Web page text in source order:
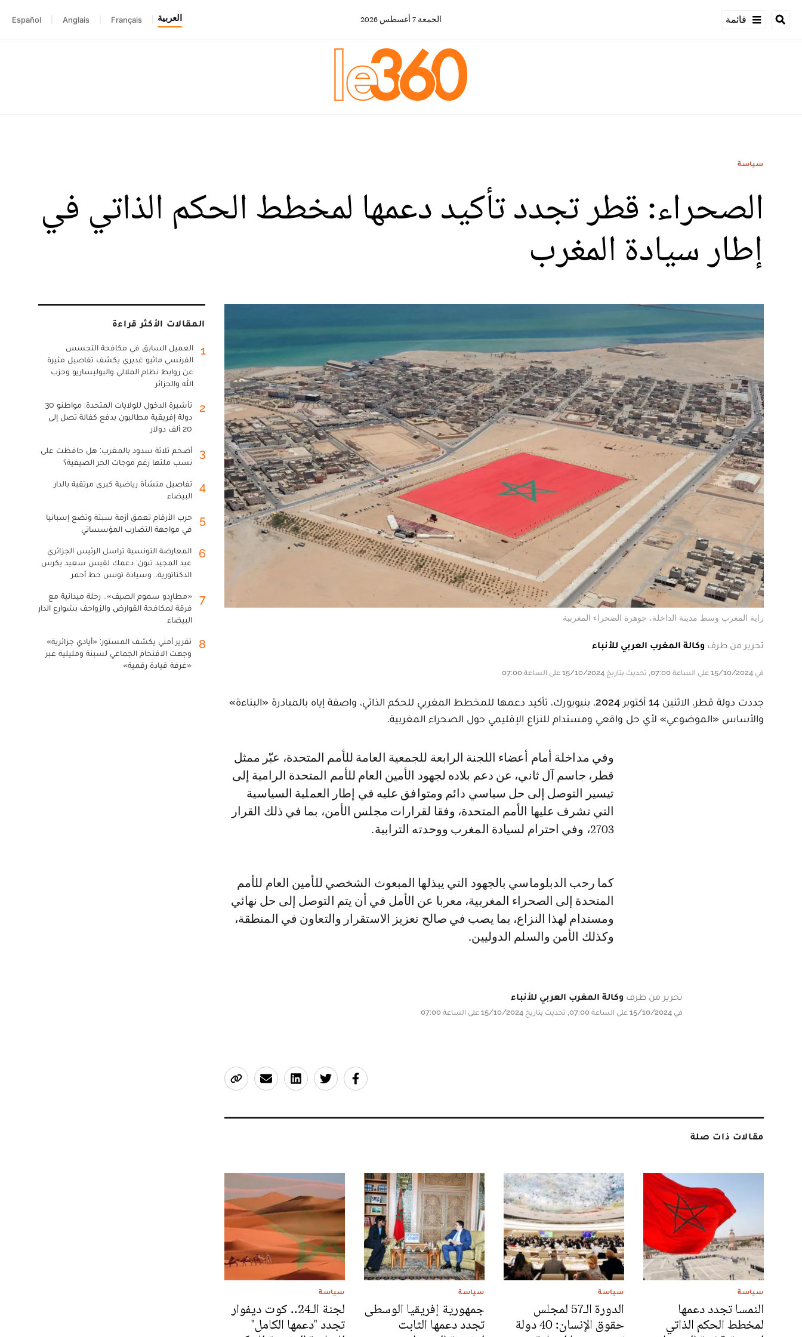
قائمة الجمعة 7 أغسطس 2026 العربية Français
Anglais
Español
سياسة
الصحراء: قطر تجدد تأكيد دعمها لمخطط الحكم الذاتي في
إطار سيادة المغرب
راية المغرب وسط مدينة الداخلة، جوهرة الصحراء المغربية
تحرير من طرف وكالة المغرب العربي للأنباء
في 15/10/2024 على الساعة 07:00, تحديث بتاريخ 15/10/2024 على الساعة 07:00
جددت دولة قطر، الاثنين 14 أكتوبر 2024، بنيويورك، تأكيد دعمها للمخطط المغربي للحكم الذاتي، واصفة إياه بالمبادرة «البناءة»
والأساس «الموضوعي» لأي حل واقعي ومستدام للنزاع الإقليمي حول الصحراء المغربية.
وفي مداخلة أمام أعضاء اللجنة الرابعة للجمعية العامة للأمم المتحدة، عبّر ممثل
قطر، جاسم آل ثاني، عن دعم بلاده لجهود الأمين العام للأمم المتحدة الرامية إلى
تيسير التوصل إلى حل سياسي دائم ومتوافق عليه في إطار العملية السياسية
التي تشرف عليها الأمم المتحدة، وفقا لقرارات مجلس الأمن، بما في ذلك القرار
2703، وفي احترام لسيادة المغرب ووحدته الترابية.
كما رحب الدبلوماسي بالجهود التي يبذلها المبعوث الشخصي للأمين العام للأمم
المتحدة إلى الصحراء المغربية، معربا عن الأمل في أن يتم التوصل إلى حل نهائي
ومستدام لهذا النزاع، بما يصب في صالح تعزيز الاستقرار والتعاون في المنطقة،
وكذلك الأمن والسلم الدوليين.
تحرير من طرف وكالة المغرب العربي للأنباء
في 15/10/2024 على الساعة 07:00, تحديث بتاريخ 15/10/2024 على الساعة 07:00
مقالات ذات صلة
سياسة
النمسا تجدد دعمها
لمخطط الحكم الذاتي
سياسة
الدورة الـ57 لمجلس
حقوق الإنسان: 40 دولة
سياسة
جمهورية إفريقيا الوسطى
تجدد دعمها الثابت
سياسة
لجنة الـ24.. كوت ديفوار
تجدد "دعمها الكامل"
المقالات الأكثر قراءة
1
العميل السابق في مكافحة التجسس
الفرنسي ماثيو غديري يكشف تفاصيل مثيرة
عن روابط نظام الملالي والبوليساريو وحزب
الله والجزائر
2
تأشيرة الدخول للولايات المتحدة: مواطنو 30
دولة إفريقية مطالبون بدفع كفالة تصل إلى
20 ألف دولار
3
أضخم ثلاثة سدود بالمغرب: هل حافظت على
نسب ملئها رغم موجات الحر الصيفية؟
4
تفاصيل منشأة رياضية كبرى مرتقبة بالدار
البيضاء
5
حرب الأرقام تعمق أزمة سبتة وتضع إسبانيا
في مواجهة التضارب المؤسساتي
6
المعارضة التونسية تراسل الرئيس الجزائري
عبد المجيد تبون: دعمك لقيس سعيد يكرس
الدكتاتورية.. وسيادة تونس خط أحمر
7
«مطارِدو سموم الصيف».. رحلة ميدانية مع
فرقة لمكافحة القوارض والزواحف بشوارع الدار
البيضاء
8
تقرير أمني يكشف المستور: «أيادي جزائرية»
وجهت الاقتحام الجماعي لسبتة ومليلية عبر
«غرفة قيادة رقمية»